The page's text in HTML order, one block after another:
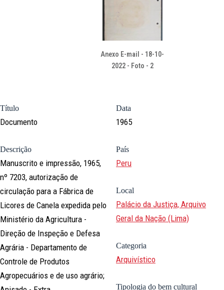
Anexo E-mail - 18-10-
2022 - Foto - 2
Título
Documento
Descrição
Manuscrito e impressão, 1965,
nº 7203, autorização de
circulação para a Fábrica de
Licores de Canela expedida pelo
Ministério da Agricultura -
Direção de Inspeção e Defesa
Agrária - Departamento de
Controle de Produtos
Agropecuários e de uso agrário;
Data
1965
País
Peru
Local
Palácio da Justiça, Arquivo
Geral da Nação (Lima)
Categoria
Arquivístico
Tipologia do bem cultural